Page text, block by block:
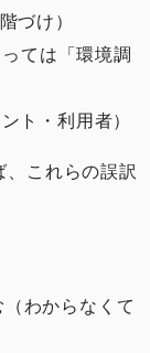
づけ）
ては「環境調
ト・利用者）
、これらの誤訳
わからなくて